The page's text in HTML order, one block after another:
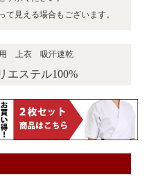
見える場合もございます。
上衣 吸汗速乾
エステル100%